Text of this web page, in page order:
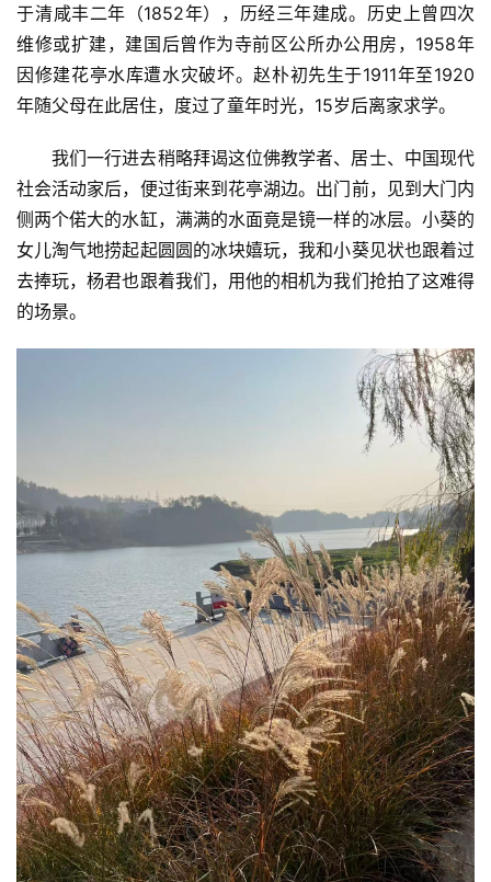
于‌清咸丰二年（1852年）‌，历经三年建成。‌历史上曾四次
维修或扩建，建国后曾作为寺前区公所办公用房，1958年
因修建花亭水库遭水灾破坏。赵朴初先生于1911年至1920
年随父母在此居住，度过了童年时光，15岁后离家求学。
我们一行进去稍略拜谒这位佛教学者、居士、中国现代
社会活动家后，便过街来到花亭湖边。出门前，见到大门内
侧两个偌大的水缸，满满的水面竟是镜一样的冰层。小葵的
女儿淘气地捞起起圆圆的冰块嬉玩，我和小葵见状也跟着过
去捧玩，杨君也跟着我们，用他的相机为我们抢拍了这难得
的场景。